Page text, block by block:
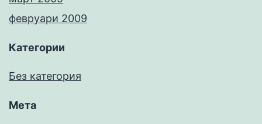
февруари 2009
Категории
Без категория
Мета